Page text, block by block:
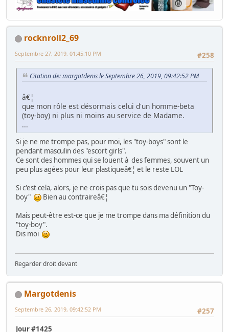
rocknroll2_69
#258
Septembre 27, 2019, 01:45:10 PM
Citation de: margotdenis le Septembre 26, 2019, 09:42:52 PM
â€¦
que mon rôle est désormais celui d'un homme-beta
(toy-boy) ni plus ni moins au service de Madame.
...
Si je ne me trompe pas, pour moi, les "toy-boys" sont le
pendant masculin des "escort girls".
Ce sont des hommes qui se louent à des femmes, souvent un
peu plus agées pour leur plastiqueâ€¦ et le reste LOL
Si c'est cela, alors, je ne crois pas que tu sois devenu un "Toy-
boy"
Bien au contraireâ€¦
Mais peut-être est-ce que je me trompe dans ma définition du
"toy-boy".
Dis moi
Regarder droit devant
Margotdenis
#257
Septembre 26, 2019, 09:42:52 PM
Jour #1425